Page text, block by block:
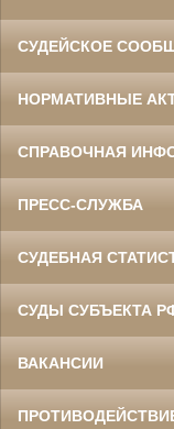
СУДЕЙСКОЕ
НОРМАТИВНЫЕ
СПРАВОЧНАЯ
ПРЕСС-СЛУЖБА
СУДЕБНАЯ
СУДЫ СУБЪЕКТА
ВАКАНСИИ